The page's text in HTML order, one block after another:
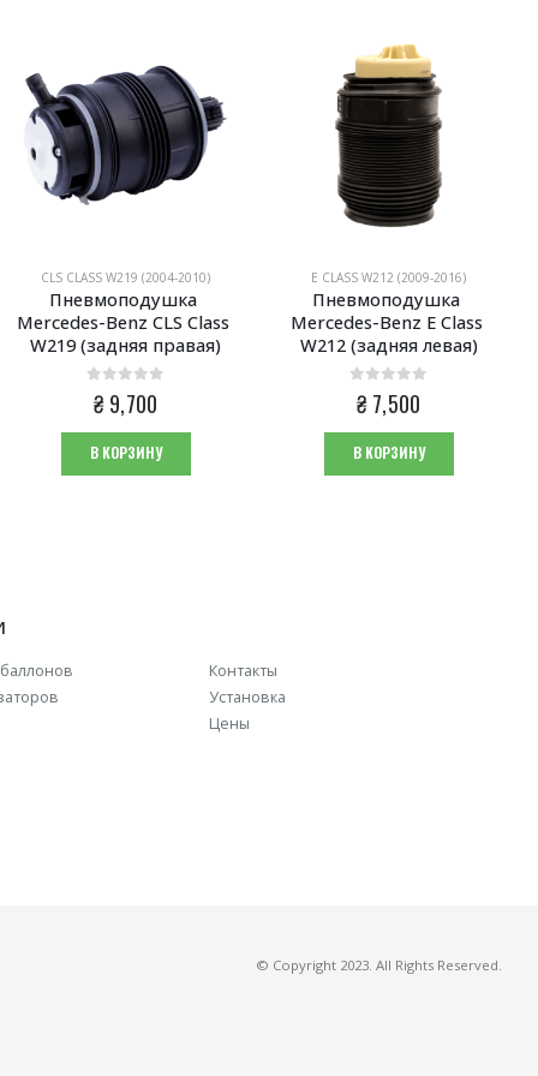
CLS CLASS W219 (2004-2010)
Пневмоподушка
Mercedes-Benz CLS Class
W219 (задняя правая)
0из 5
₴9,700
В КОРЗИНУ
E CLASS W212 (2009-2016)
Пневмоподушка
Mercedes-Benz E Class
W212 (задняя левая)
0из 5
₴7,500
В КОРЗИНУ
Контакты
Установка
Цены
© Copyright 2023. All Rights Reserved.